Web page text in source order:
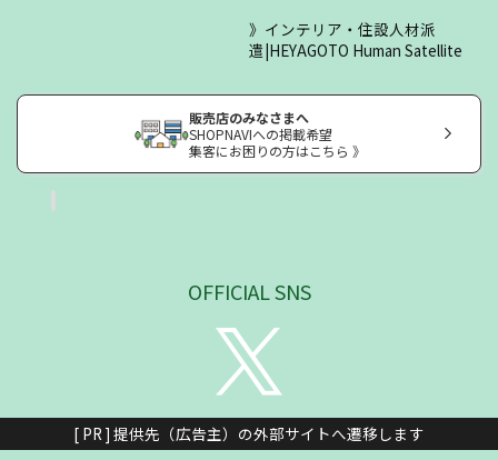
インテリア・住設人材派
遣|HEYAGOTO Human Satellite
販売店のみなさまへ
SHOPNAVIへの掲載希望
集客にお困りの方はこちら 》
OFFICIAL SNS
[ PR ] 提供先（広告主）の外部サイトへ遷移します